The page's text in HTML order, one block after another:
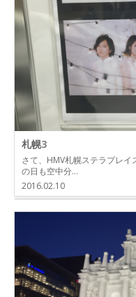
札幌3
さて、HMV札幌ステラプレ
の日も空中分…
2016.02.10